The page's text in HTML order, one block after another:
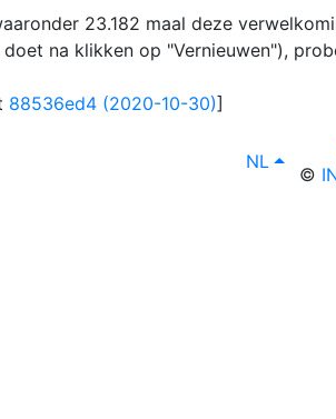
23.182 maal deze
na klikken op "Vernieuwen"),
88536ed4 (2020-10-30)]
lang
NL ,
©